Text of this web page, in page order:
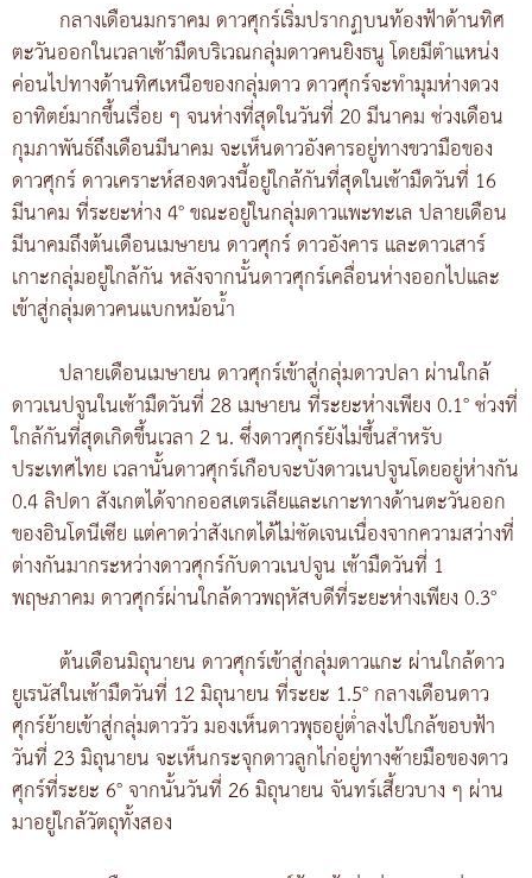
กลางเดือนมกราคม ดาวศุกร์เริ่มปรากฏบนท้องฟ้าด้านทิศ
ตะวันออกในเวลาเช้ามืดบริเวณกลุ่มดาวคนยิงธนู โดยมีตำแหน่ง
ค่อนไปทางด้านทิศเหนือของกลุ่มดาว ดาวศุกร์จะทำมุมห่างดวง
อาทิตย์มากขึ้นเรื่อย ๆ จนห่างที่สุดในวันที่ 20 มีนาคม ช่วงเดือน
กุมภาพันธ์ถึงเดือนมีนาคม จะเห็นดาวอังคารอยู่ทางขวามือของ
ดาวศุกร์ ดาวเคราะห์สองดวงนี้อยู่ใกล้กันที่สุดในเช้ามืดวันที่ 16
มีนาคม ที่ระยะห่าง 4° ขณะอยู่ในกลุ่มดาวแพะทะเล ปลายเดือน
มีนาคมถึงต้นเดือนเมษายน ดาวศุกร์ ดาวอังคาร และดาวเสาร์
เกาะกลุ่มอยู่ใกล้กัน หลังจากนั้นดาวศุกร์เคลื่อนห่างออกไปและ
เข้าสู่กลุ่มดาวคนแบกหม้อน้ำ
ปลายเดือนเมษายน ดาวศุกร์เข้าสู่กลุ่มดาวปลา ผ่านใกล้
ดาวเนปจูนในเช้ามืดวันที่ 28 เมษายน ที่ระยะห่างเพียง 0.1° ช่วงที่
ใกล้กันที่สุดเกิดขึ้นเวลา 2 น. ซึ่งดาวศุกร์ยังไม่ขึ้นสำหรับ
ประเทศไทย เวลานั้นดาวศุกร์เกือบจะบังดาวเนปจูนโดยอยู่ห่างกัน
0.4 ลิปดา สังเกตได้จากออสเตรเลียและเกาะทางด้านตะวันออก
ของอินโดนีเซีย แต่คาดว่าสังเกตได้ไม่ชัดเจนเนื่องจากความสว่างที่
ต่างกันมากระหว่างดาวศุกร์กับดาวเนปจูน เช้ามืดวันที่ 1
พฤษภาคม ดาวศุกร์ผ่านใกล้ดาวพฤหัสบดีที่ระยะห่างเพียง 0.3°
ต้นเดือนมิถุนายน ดาวศุกร์เข้าสู่กลุ่มดาวแกะ ผ่านใกล้ดาว
ยูเรนัสในเช้ามืดวันที่ 12 มิถุนายน ที่ระยะ 1.5° กลางเดือนดาว
ศุกร์ย้ายเข้าสู่กลุ่มดาววัว มองเห็นดาวพุธอยู่ต่ำลงไปใกล้ขอบฟ้า
วันที่ 23 มิถุนายน จะเห็นกระจุกดาวลูกไก่อยู่ทางซ้ายมือของดาว
ศุกร์ที่ระยะ 6° จากนั้นวันที่ 26 มิถุนายน จันทร์เสี้ยวบาง ๆ ผ่าน
มาอยู่ใกล้วัตถุทั้งสอง